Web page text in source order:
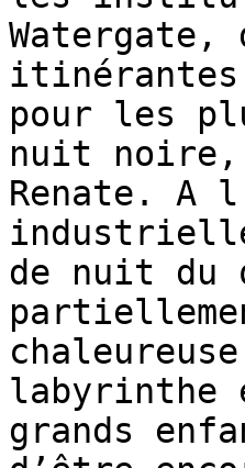
Watergate,
itinérantes
pour les
nuit noire,
Renate. A
de nuit du
labyrinthe
grands